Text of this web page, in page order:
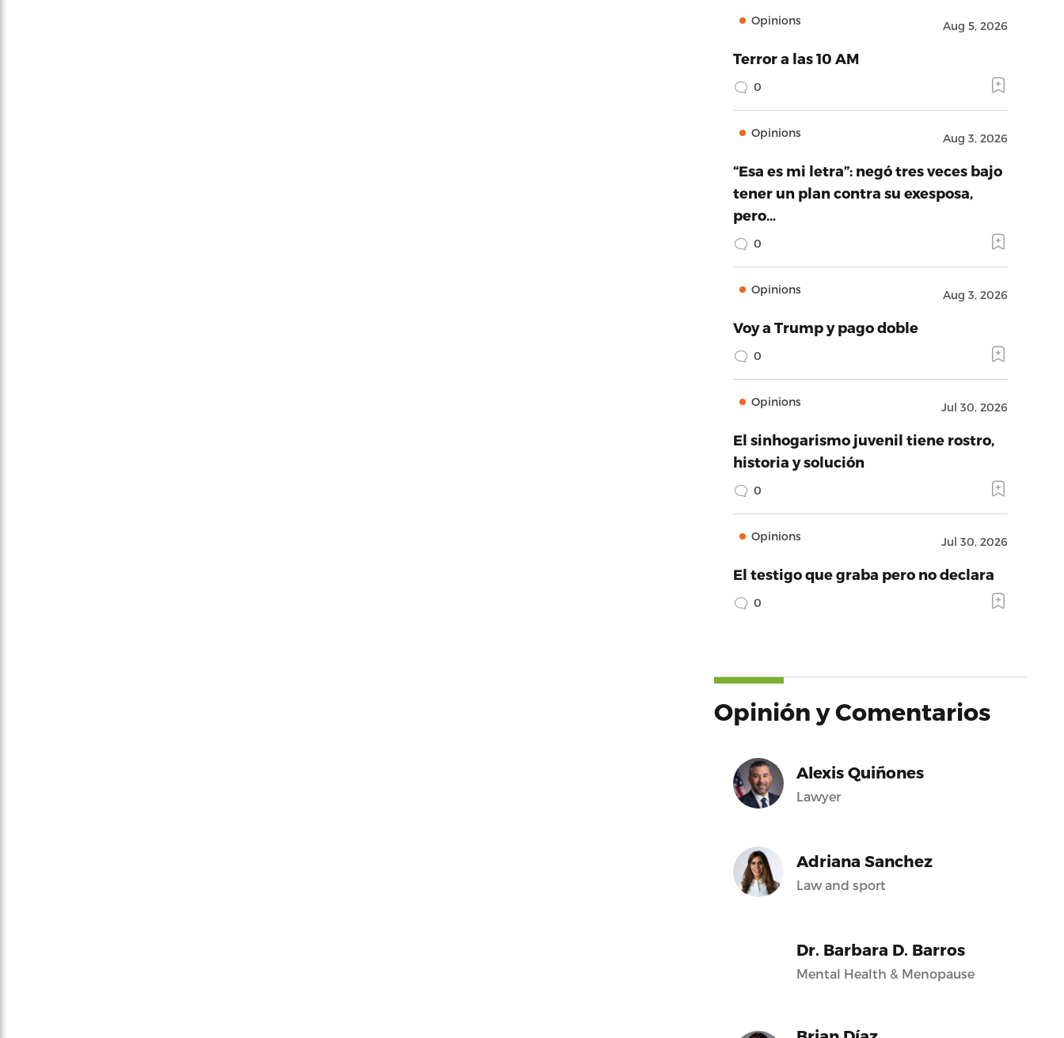
Opinions Aug 5, 2026
Terror a las 10 AM
0
Opinions Aug 3, 2026
“Esa es mi letra”: negó tres veces bajo
tener un plan contra su exesposa,
pero…
0
Opinions Aug 3, 2026
Voy a Trump y pago doble
0
Opinions Jul 30, 2026
El sinhogarismo juvenil tiene rostro,
historia y solución
0
Opinions Jul 30, 2026
El testigo que graba pero no declara
0
Opinión y Comentarios
Alexis Quiñones
Lawyer
Adriana Sanchez
Law and sport
Dr. Barbara D. Barros
Mental Health & Menopause